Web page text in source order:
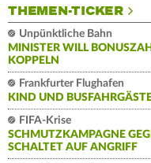
THEMEN-TICKER
Unpünktliche Bahn
MINISTER WILL
KOPPELN
Frankfurter Flughafen
KIND UND
FIFA-Krise
SCHMUTZKAMPAGNE
SCHALTET AUF ANGRIFF